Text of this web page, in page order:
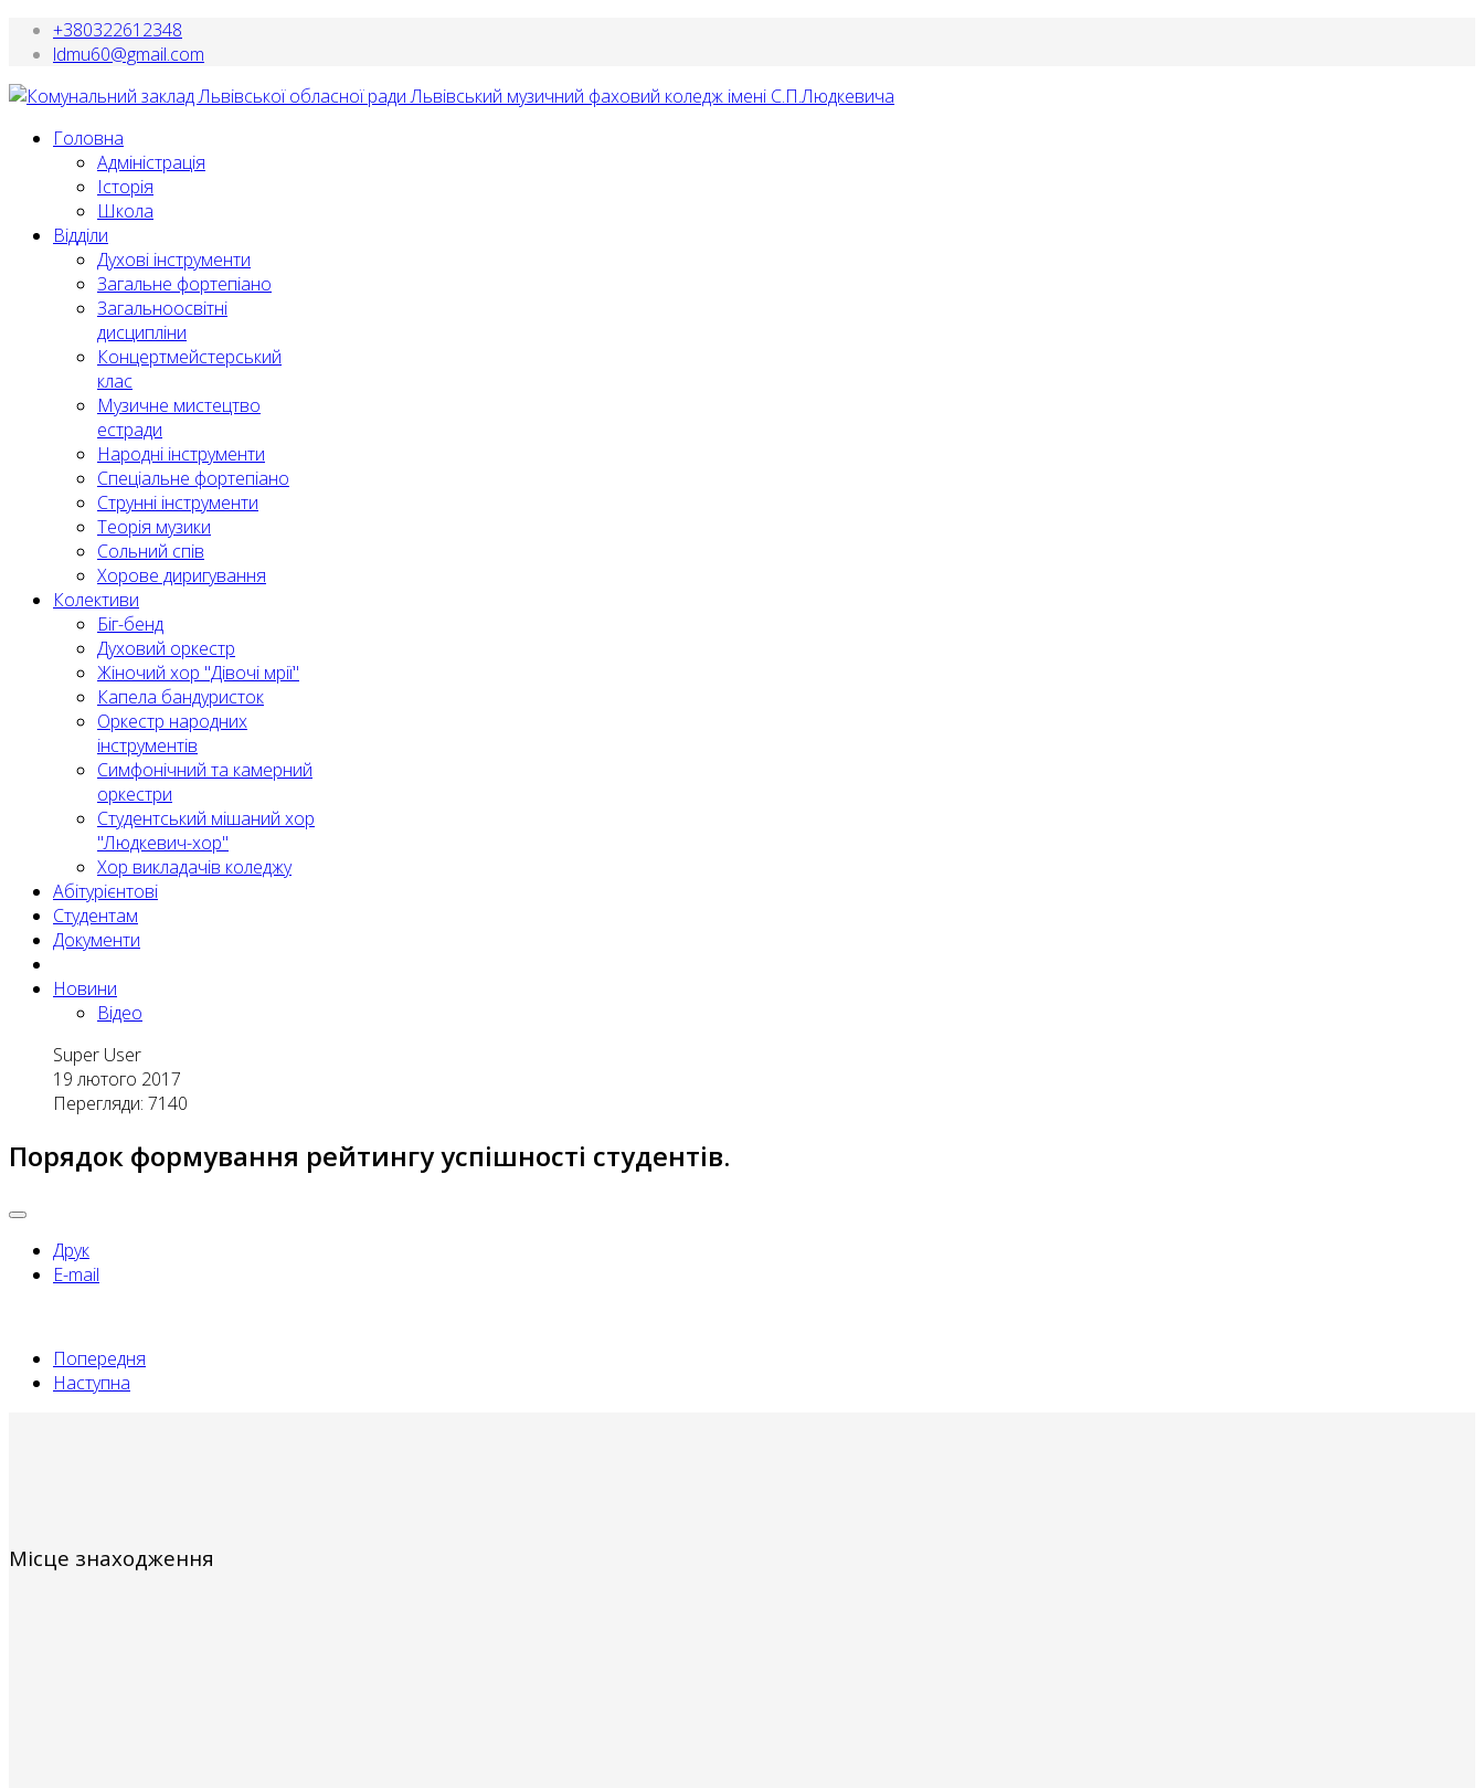
+380322612348
ldmu60@gmail.com
Головна
Адміністрація
Історія
Школа
Відділи
Духові інструменти
Загальне фортепіано
Загальноосвітні
дисципліни
Концертмейстерський
клас
Музичне мистецтво
естради
Народні інструменти
Спеціальне фортепіано
Струнні інструменти
Теорія музики
Сольний спів
Хорове диригування
Колективи
Біг-бенд
Духовий оркестр
Жіночий хор "Дівочі мрії"
Капела бандуристок
Оркестр народних
інструментів
Симфонічний та камерний
оркестри
Студентський мішаний хор
"Людкевич-хор"
Хор викладачів коледжу
Абітурієнтові
Студентам
Документи
Новини
Відео
Super User
19 лютого 2017
Перегляди: 7140
Порядок формування рейтингу успішності студентів.
Друк
E-mail
Попередня
Наступна
Місце знаходження